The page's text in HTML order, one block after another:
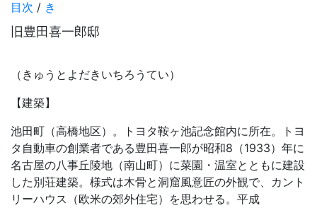
目次 / き
旧豊田喜一郎邸
（きゅうとよだきいちろうてい）
【建築】
池田町（高橋地区）。トヨタ鞍ヶ池記念館内に所在。トヨ
タ自動車の創業者である豊田喜一郎が昭和8（1933）年に
名古屋の八事丘陵地（南山町）に菜園・温室とともに建設
した別荘建築。様式は木骨と洞窟風意匠の外観で、カント
リーハウス（欧米の郊外住宅）を思わせる。平成